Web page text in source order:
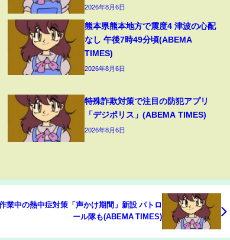
2026年8月6日
熊本県熊本地方で震度4 津波の心配
なし 午後7時49分頃(ABEMA
TIMES)
2026年8月6日
特殊詐欺対策で注目の防犯アプリ
「デジポリス」(ABEMA TIMES)
2026年8月6日
業中の熱中症対策「声かけ期間」新設 パトロ
ール隊も(ABEMA TIMES)